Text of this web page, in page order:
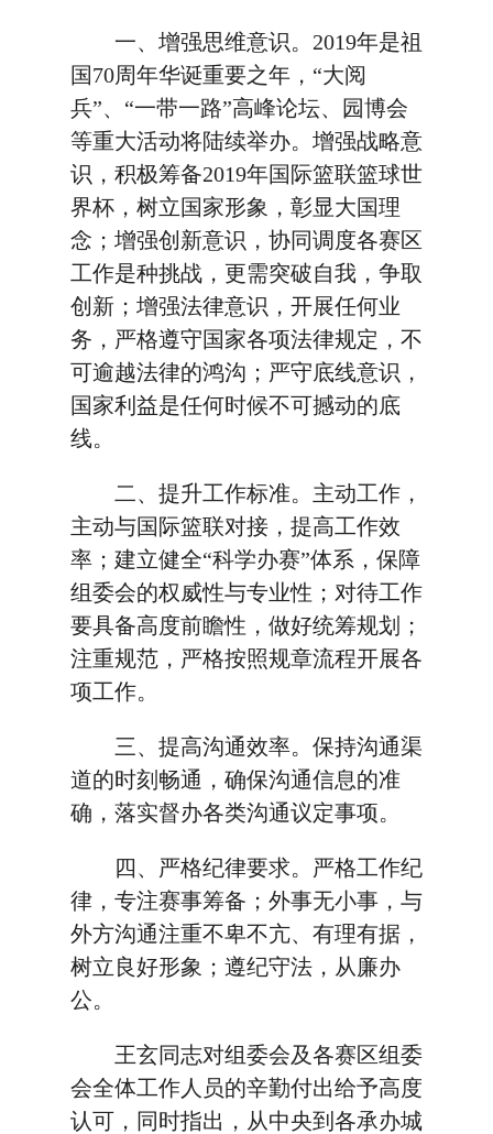
一、增强思维意识。2019年是祖
国70周年华诞重要之年，“大阅
兵”、“一带一路”高峰论坛、园博会
等重大活动将陆续举办。增强战略意
识，积极筹备2019年国际篮联篮球世
界杯，树立国家形象，彰显大国理
念；增强创新意识，协同调度各赛区
工作是种挑战，更需突破自我，争取
创新；增强法律意识，开展任何业
务，严格遵守国家各项法律规定，不
可逾越法律的鸿沟；严守底线意识，
国家利益是任何时候不可撼动的底
线。
二、提升工作标准。主动工作，
主动与国际篮联对接，提高工作效
率；建立健全“科学办赛”体系，保障
组委会的权威性与专业性；对待工作
要具备高度前瞻性，做好统筹规划；
注重规范，严格按照规章流程开展各
项工作。
三、提高沟通效率。保持沟通渠
道的时刻畅通，确保沟通信息的准
确，落实督办各类沟通议定事项。
四、严格纪律要求。严格工作纪
律，专注赛事筹备；外事无小事，与
外方沟通注重不卑不亢、有理有据，
树立良好形象；遵纪守法，从廉办
公。
王玄同志对组委会及各赛区组委
会全体工作人员的辛勤付出给予高度
认可，同时指出，从中央到各承办城